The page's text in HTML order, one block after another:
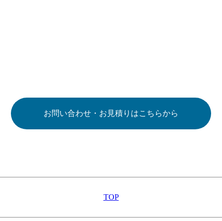
お問い合わせ・お見積りはこちらから
TOP